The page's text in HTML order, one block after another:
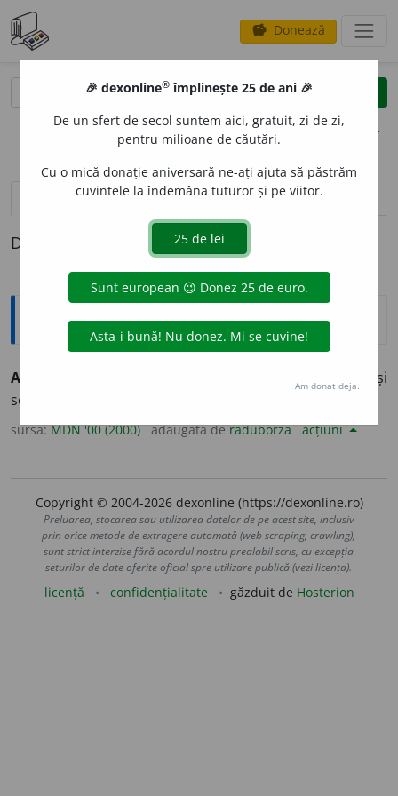
savings Donează
clear
opțiuni
definiții (1) pronunțievolume_up (50)
Definiția cu ID-ul 446446:
Explicative DEX
AEROP
perimetru amenajat cu instalațiile și
serviciile traficului aerian. (<
sursa:MDN '00 (2000) adăugată deraduborza acțiuni
Copyright © 2004-2026 dexonline (https://dexonline.ro)
Preluarea, stocarea sau utilizarea datelor de pe acest site, inclusiv
prin orice metode de extragere automată (web scraping, crawling),
sunt strict interzise fără acordul nostru prealabil scris, cu excepția
seturilor de date oferite oficial spre utilizare publică (vezi licența).
licență confidențialitate găzduit de Hosterion
🎉 dexonline® împlinește 25 de ani 🎉
De un sfert de secol suntem aici, gratuit, zi de zi,
pentru milioane de căutări.
Cu o mică donație aniversară ne-ați ajuta să păstrăm
cuvintele la îndemâna tuturor și pe viitor.
Am donat deja.